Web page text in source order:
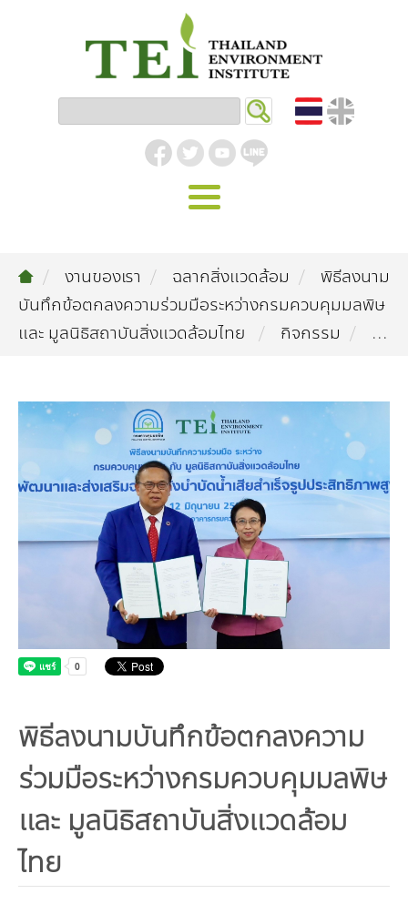
รู้จัก ม.ส.ท.
วิสัยทัศน์ | พันธกิจ
คณะกรรมการมูลนิธิ
คณะกรรมการบริหารสถาบัน
คณะผู้บริหาร
เจ้าหน้าที่
วิถีเรา
สโลแกน
รายงานประจำปี | รายงานงบการเงิน
รางวัลและเกียรติประวัติ
กองทุน
กองทุน ดร.ธีระ พันธุมวนิช
งานของเรา
อุตสาหกรรมยั่งยืน
มลพิษอุตสาหกรรม
สิ่งแวดล้อมเมืองและชุมชน
ชุมชนและเมืองน่าอยู่
ขยะชุมชน-ขยะอาหาร
ขยะพลาสติก
ฝุ่น PM2.5
การผลิตและการบริโภคยั่งยืน
ฉลากเขียว
ฉลากสิ่งแวดล้อม
บริการที่เป็นมิตรกับสิ่งแวดล้อม
ที่ปรึกษาคาร์บอนฟุตพริ้นท์
จัดซื้อจัดจ้างที่เป็นมิตรกับสิ่งแวดล้อม
ทรัพยากรธรรมชาติ
ทรัพยากรทางบก
ทรัพยากรทางทะเลและชายฝั่ง
ความหลากหลายทางชีวภาพ
การเปลี่ยนแปลงสภาพภูมิอากาศ
การลดก๊าซเรือนกระจก
การปรับตัว
การพัฒนาบุคลากรด้านสิ่งแวดล้อม
งานฝึกอบรม
สิ่งแวดล้อมศึกษา
นโยบาย แผน เครือข่ายสิ่งแวดล้อม
นโยบายและแผนสิ่งแวดล้อม
บทความ
อินโฟกราฟิก | โปสเตอร์
คลิปวิดีโอ
เอกสารเผยแพร่
สิ่งพิมพ์จำหน่าย
กิจกรรมข่าวสาร
กิจกรรมของเรา
ข่าวสิ่งแวดล้อม
ร่วมงานกับเรา
งาน
ฝึกงาน
ติดต่อเรา
งานของเรา ฉลากสิ่งแวดล้อม
พิธีลงนาม
บันทึกข้อตกลงความร่วมมือระหว่างกรมควบคุมมลพิษ
และ มูลนิธิสถาบันสิ่งแวดล้อมไทย
กิจกรรม ...
พิธีลงนามบันทึกข้อตกลงความ
ร่วมมือระหว่างกรมควบคุมมลพิษ
และ มูลนิธิสถาบันสิ่งแวดล้อม
ไทย